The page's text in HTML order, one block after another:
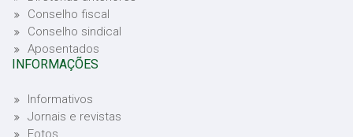
Conselho fiscal
Conselho sindical
Aposentados
INFORMAÇÕES
Informativos
Jornais e revistas
Fotos